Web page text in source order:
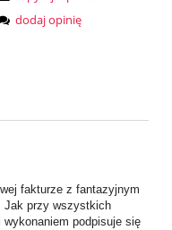
dodaj opinię
fakturze z fantazyjnym
Jak przy wszystkich
podpisuje się